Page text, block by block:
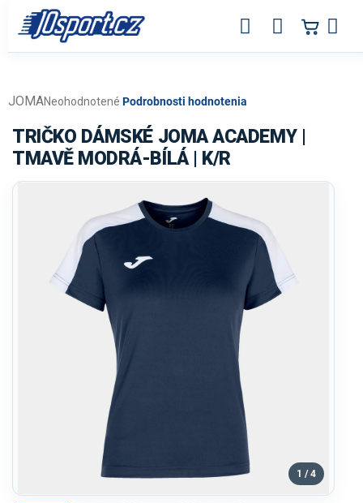
obsah
Priemerné
produktu
je
0,0
Neohodnotené Podrobnosti hodnotenia
JOMA
TRIČKO DÁMSKÉ JOMA ACADEMY |
TMAVĚ MODRÁ-BÍLÁ | K/R
1 / 4